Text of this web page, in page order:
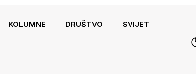
KOLUMNE DRUŠTVO SVIJET